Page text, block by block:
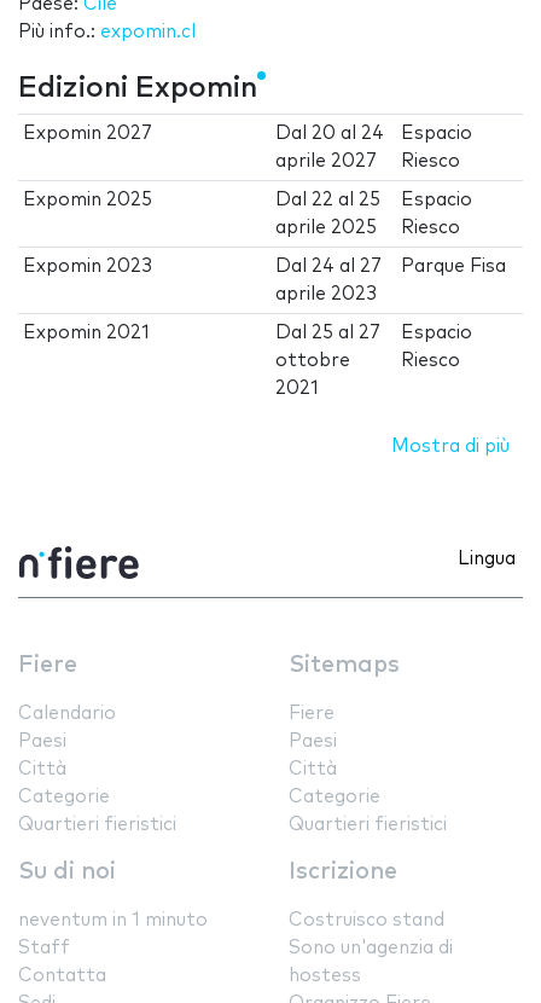
Paese: Cile
Più info.: expomin.cl
Edizioni Expomin
Expomin 2027 Dal 20 al 24
aprile 2027
Espacio
Riesco
Expomin 2025 Dal 22 al 25
aprile 2025
Espacio
Riesco
Expomin 2023 Dal 24 al 27
aprile 2023
Parque Fisa
Expomin 2021 Dal 25 al 27
ottobre
2021
Espacio
Riesco
Mostra di più
Lingua
Fiere
Calendario
Paesi
Città
Categorie
Quartieri fieristici
Sitemaps
Fiere
Paesi
Città
Categorie
Quartieri fieristici
Su di noi
neventum in 1 minuto
Staff
Contatta
Iscrizione
Costruisco stand
Sono un'agenzia di
hostess